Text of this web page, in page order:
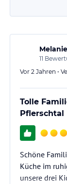
Melanie
11
Vor 2 Jahren •
Tolle
Pflerschtal
Schöne
Küche im
unsere drei